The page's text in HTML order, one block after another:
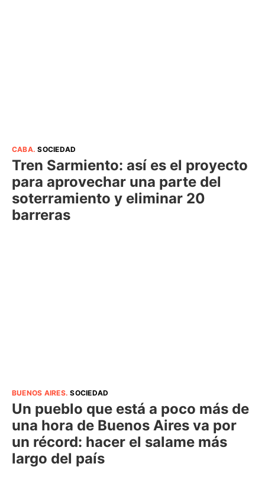
CABA.SOCIEDAD
Tren Sarmiento: así es el proyecto
para aprovechar una parte del
soterramiento y eliminar 20
barreras
BUENOS AIRES.SOCIEDAD
Un pueblo que está a poco más de
una hora de Buenos Aires va por
un récord: hacer el salame más
largo del país